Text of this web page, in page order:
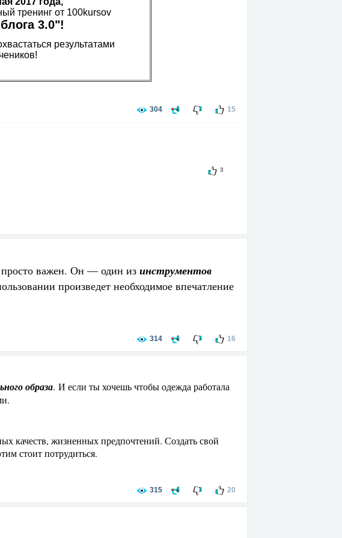
тренинг от 100kursov
3.0"!
результатами
304 15
3
важен. Он — один из инструментов
произведет необходимое впечатление
314 16
образа. И если ты хочешь чтобы одежда работала
качеств, жизненных предпочтений. Создать свой
стоит потрудиться.
315 20